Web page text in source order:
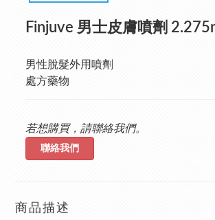
Finjuve 男士皮膚噴劑
男性脫髮外用噴劑
處方藥物
若想購買，請聯絡我們。
聯絡我們
商品描述